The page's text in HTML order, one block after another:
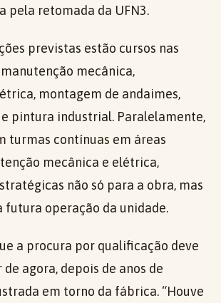
pela retomada da UFN3.
previstas estão cursos nas
mecânica,
montagem de andaimes,
pintura industrial. Paralelamente,
turmas contínuas em áreas
mecânica e elétrica,
não só para a obra, mas
futura operação da unidade.
a procura por qualificação deve
agora, depois de anos de
em torno da fábrica. “Houve